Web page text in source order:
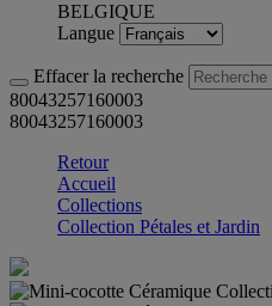
BELGIQUE
Langue
Effacer la recherche
80043257160003
80043257160003
Retour
Accueil
Collections
Collection Pétales et Jardin